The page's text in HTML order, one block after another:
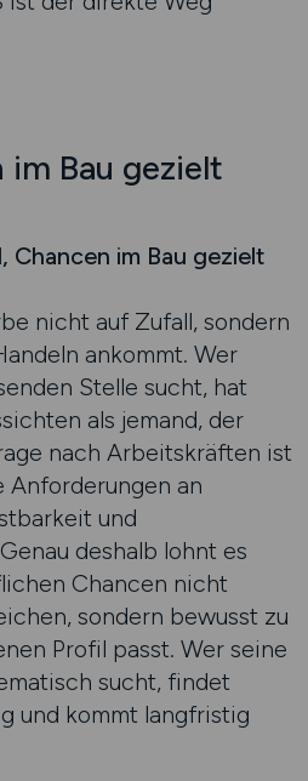
Bau gezielt
Chancen im Bau gezielt
nicht auf Zufall, sondern
ankommt. Wer
Stelle sucht, hat
als jemand, der
nach Arbeitskräften ist
Anforderungen an
und
deshalb lohnt es
Chancen nicht
sondern bewusst zu
Profil passt. Wer seine
sucht, findet
und kommt langfristig